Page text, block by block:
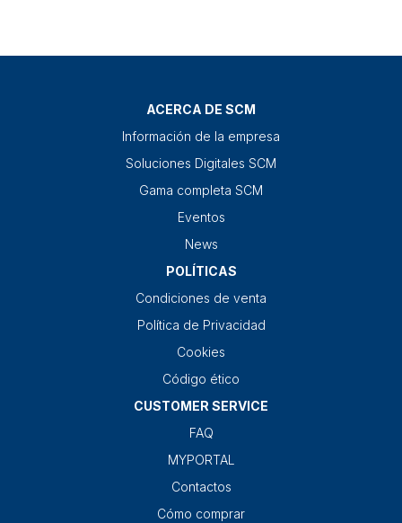
ACERCA DE SCM
Información de la empresa
Soluciones Digitales SCM
Gama completa SCM
Eventos
News
POLÍTICAS
Condiciones de venta
Política de Privacidad
Cookies
Código ético
CUSTOMER SERVICE
FAQ
MYPORTAL
Contactos
Cómo comprar